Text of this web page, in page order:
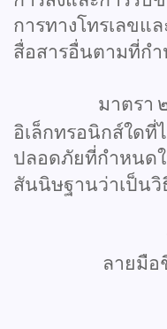
การทางโทรเลขแ
สื่อสารอื่นตามที่ก
มาตรา
อิเล็กทรอนิกส์ใดที่
ปลอดภัยที่กำหนด
สันนิษฐานว่าเป็นวิ
ลายมือ